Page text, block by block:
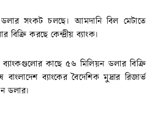
সংকট চলছে। আমদানি বিল মেটাতে
করছে কেন্দ্রীয় ব্যাংক।
কাছে ৫৬ মিলিয়ন ডলার বিক্রি
বাংলাদেশ ব্যাংকের বৈদেশিক মুদ্রার রিজার্ভ
ডলার।